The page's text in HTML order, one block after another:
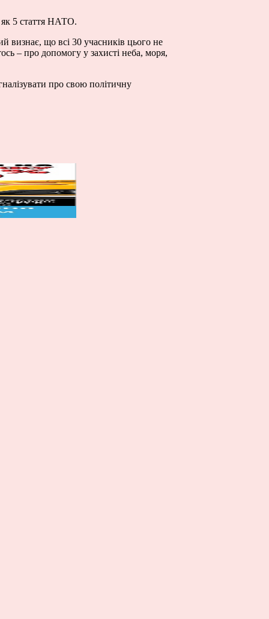
як 5 стаття НАТО.
визнає, що всі 30 учасників цього не
– про допомогу у захисті неба, моря,
про свою політичну